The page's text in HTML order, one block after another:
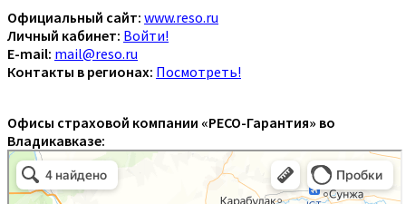
Официальный сайт: www.reso.ru
Личный кабинет: Войти!
E-mail: mail@reso.ru
Контакты в регионах: Посмотреть!
Офисы страховой компании «РЕСО-Гарантия» во
Владикавказе: